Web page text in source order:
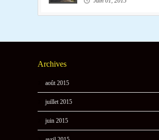
Archives
août 2015
juillet 2015
juin 2015